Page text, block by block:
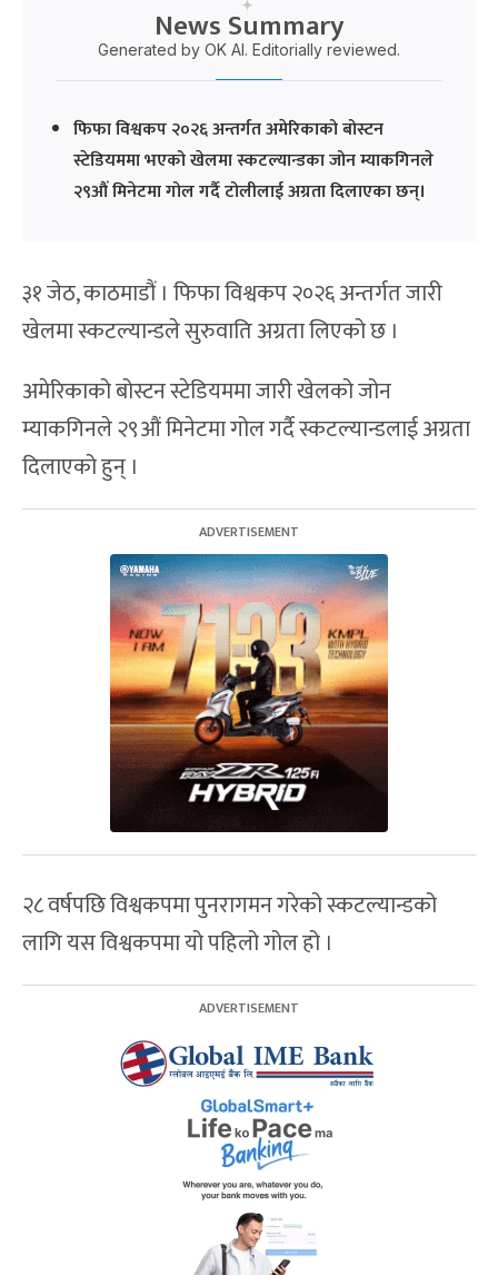
News Summary
Generated by OK AI. Editorially reviewed.
फिफा विश्वकप २०२६ अन्तर्गत अमेरिकाको बोस्टन
स्टेडियममा भएको खेलमा स्कटल्यान्डका जोन म्याकगिनले
२९औं मिनेटमा गोल गर्दै टोलीलाई अग्रता दिलाएका छन्।
३१ जेठ, काठमाडौं । फिफा विश्वकप २०२६ अन्तर्गत जारी
खेलमा स्कटल्यान्डले सुरुवाति अग्रता लिएको छ ।
अमेरिकाको बोस्टन स्टेडियममा जारी खेलको जोन
म्याकगिनले २९औं मिनेटमा गोल गर्दै स्कटल्यान्डलाई अग्रता
दिलाएको हुन् ।
२८ वर्षपछि विश्वकपमा पुनरागमन गरेको स्कटल्यान्डको
लागि यस विश्वकपमा यो पहिलो गोल हो ।